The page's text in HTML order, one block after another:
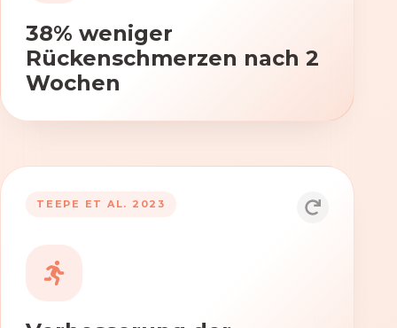
38% weniger
Rückenschmerzen nach 2
Wochen
TEEPE ET AL. 2023
Durch die Anwendung von ViViRA
Beweglichkeit und Koordination nach